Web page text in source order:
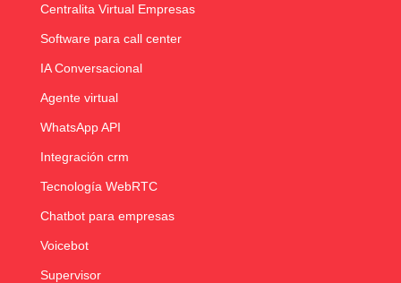
Centralita Virtual Empresas
Software para call center
IA Conversacional
Agente virtual
WhatsApp API
Integración crm
Tecnología WebRTC
Chatbot para empresas
Voicebot
Supervisor